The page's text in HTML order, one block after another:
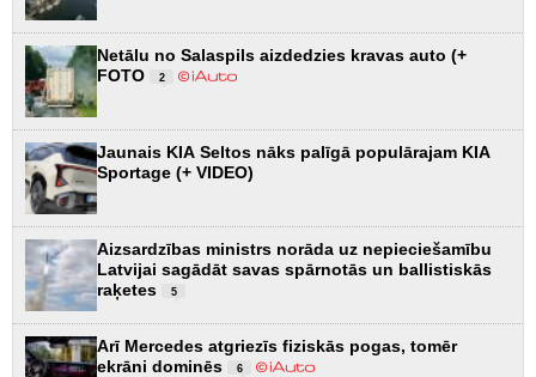
Netālu no Salaspils aizdedzies kravas auto (+
FOTO
2
Jaunais KIA Seltos nāks palīgā populārajam KIA
Sportage (+ VIDEO)
Aizsardzības ministrs norāda uz nepieciešamību
Latvijai sagādāt savas spārnotās un ballistiskās
raķetes
5
Arī Mercedes atgriezīs fiziskās pogas, tomēr
ekrāni dominēs
6